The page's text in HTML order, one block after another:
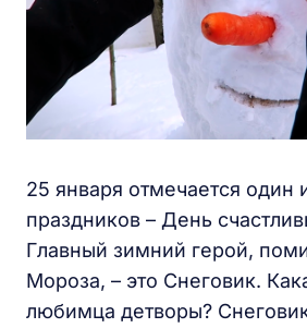
25 января отмечается один
праздников – День
Главный зимний герой,
Мороза, – это Снеговик.
любимца детворы?